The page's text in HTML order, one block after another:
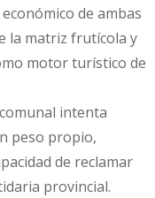
de ambas
la matriz frutícola y
motor turístico de
intenta
peso propio,
de reclamar
provincial.